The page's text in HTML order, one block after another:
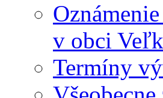
v obci
Termíny